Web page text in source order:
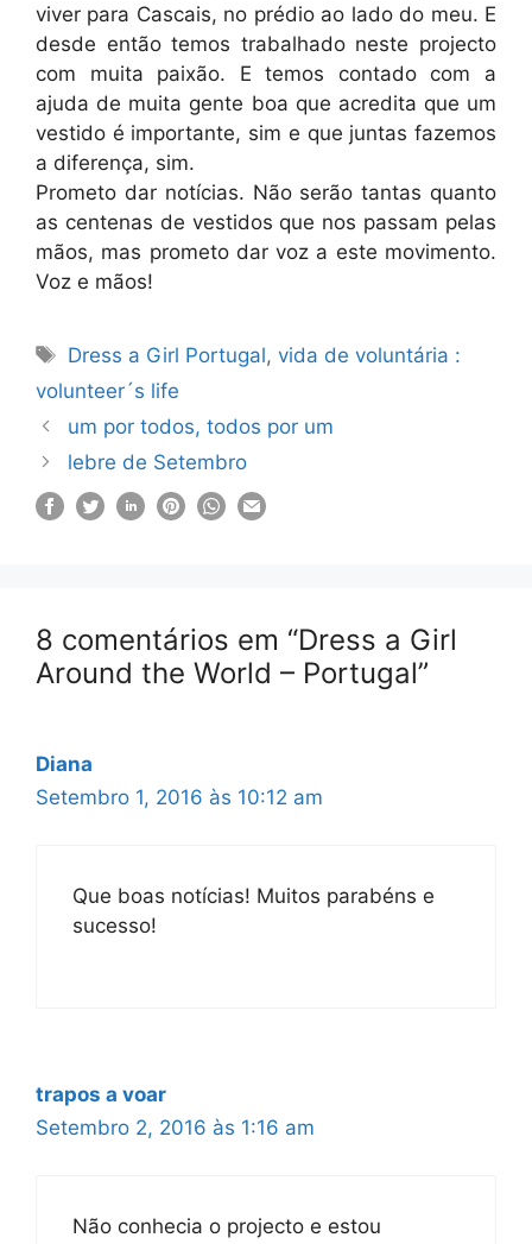
viver para Cascais, no prédio ao lado do meu. E
desde então temos trabalhado neste projecto
com muita paixão. E temos contado com a
ajuda de muita gente boa que acredita que um
vestido é importante, sim e que juntas fazemos
a diferença, sim.
Prometo dar notícias. Não serão tantas quanto
as centenas de vestidos que nos passam pelas
mãos, mas prometo dar voz a este movimento.
Voz e mãos!
Etiquetas
Dress a Girl Portugal,vida de voluntária :
volunteer´s life
um por todos, todos por um
lebre de Setembro
8 comentários em “Dress a Girl
Around the World – Portugal”
Diana
Setembro 1, 2016 às 10:12 am
Que boas notícias! Muitos parabéns e
sucesso!
trapos a voar
Setembro 2, 2016 às 1:16 am
Não conhecia o projecto e estou